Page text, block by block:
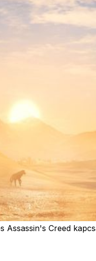
Assassin's Creed